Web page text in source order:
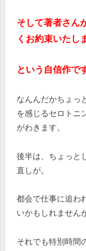
そして著者さん
くお約束いたし
という自信作で
なんんだかちょっ
を感じるセロトニ
がわきます。
後半は、ちょっと
直しが。
都会で仕事に追わ
いかもしれません
それでも特別時間